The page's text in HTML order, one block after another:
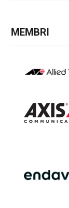
MEMBRI